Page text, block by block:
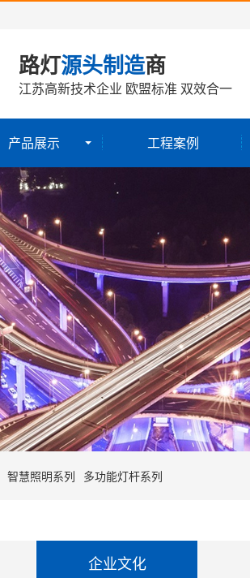
路灯源头制造商
江苏高新技术企业 欧盟标准 双效合一
产品展示 工程案例
智慧照明系列 多功能灯杆系列
企业文化